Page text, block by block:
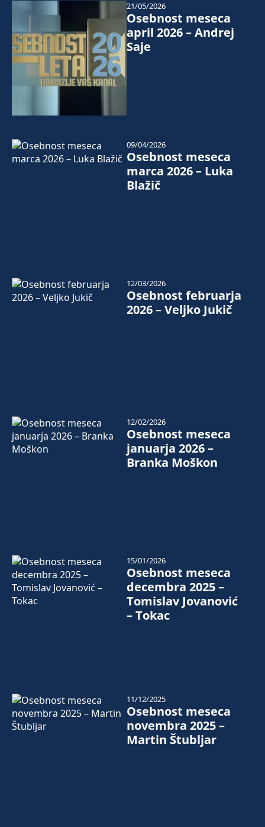
Osebnost meseca
april 2026 – Andrej
Saje
21/05/2026
Osebnost meseca
marca 2026 – Luka
Blažič
09/04/2026
Osebnost februarja
2026 – Veljko Jukič
12/03/2026
Osebnost meseca
januarja 2026 –
Branka Moškon
12/02/2026
Osebnost meseca
decembra 2025 –
Tomislav Jovanović
– Tokac
15/01/2026
Osebnost meseca
novembra 2025 –
Martin Štubljar
11/12/2025